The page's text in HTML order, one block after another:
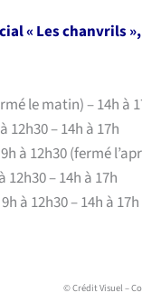
« Les chanvrils
le matin) – 14h à
12h30 – 14h à 17h
à 12h30 (fermé
12h30 – 14h à 17h
à 12h30 – 14h à 17h
© Crédit Visuel –